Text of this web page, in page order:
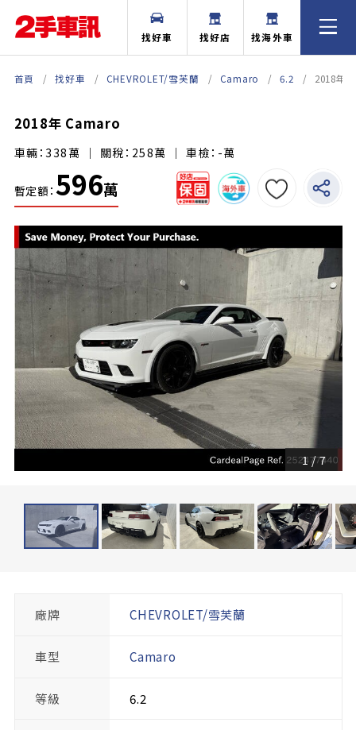
找好車 找好店 找海外車
首頁 找好車 CHEVROLET/雪芙蘭 Camaro 6.2 2018年
2018年 Camaro
車輛：338萬 ｜ 關稅：258萬 ｜ 車檢：-萬
暫定額： 596萬
1/7
廠牌 CHEVROLET/雪芙蘭
車型 Camaro
等級 6.2